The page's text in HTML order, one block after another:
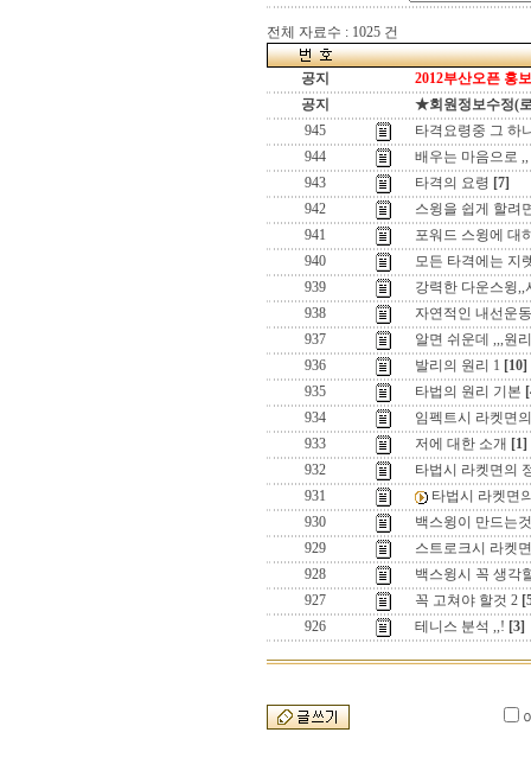
전체 자료수 : 1025 건
공지
2012부산오픈 홍
공지
★회원정보수정(
945
타격요령중 그 하
944
배우는 마음으로 ,,
943
타격의 요령 [7]
942
스윙을 쉽게 할려
941
포워드 스윙에 대
940
모든 타격에는 지
939
강력한 다운스윙,,
938
자연적인 내선운
937
알면 쉬운데 ,,,원
936
발리의 원리 1 [10]
935
타법의 원리 기본
934
임펙트시 라켓면
933
저에 대한 소개 [1]
932
타법시 라켓면의
931
타법시 라켓면
930
백스윙이 만드는
929
스트로크시 라켓
928
백스윙시 꼭 생각
927
꼭 고쳐야 할것 2
926
테니스 분석 ,,! [3]